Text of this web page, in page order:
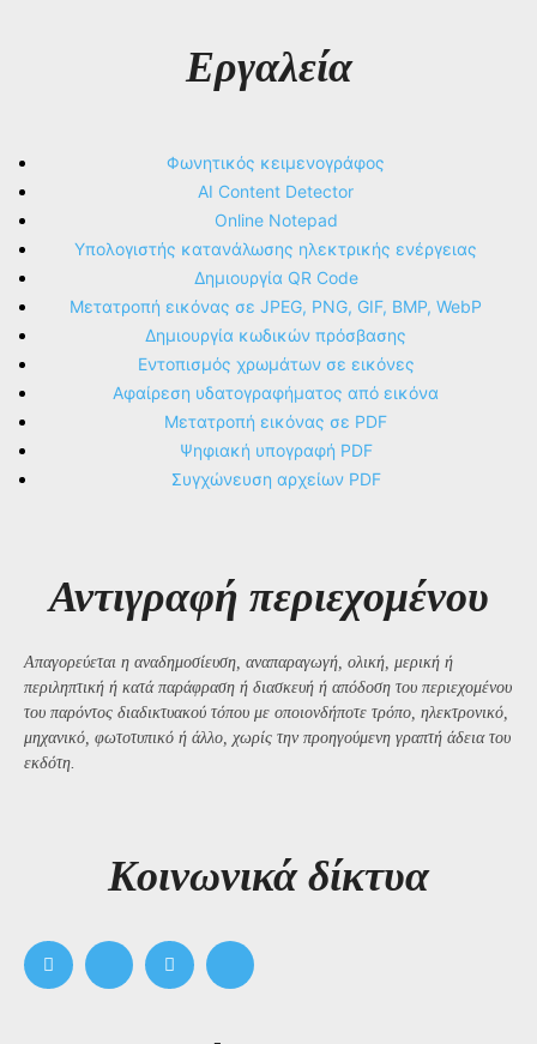
Εργαλεία
Φωνητικός κειμενογράφος
AI Content Detector
Online Notepad
Υπολογιστής κατανάλωσης ηλεκτρικής ενέργειας
Δημιουργία QR Code
Μετατροπή εικόνας σε JPEG, PNG, GIF, BMP, WebP
Δημιουργία κωδικών πρόσβασης
Εντοπισμός χρωμάτων σε εικόνες
Αφαίρεση υδατογραφήματος από εικόνα
Μετατροπή εικόνας σε PDF
Ψηφιακή υπογραφή PDF
Συγχώνευση αρχείων PDF
Αντιγραφή περιεχομένου
Απαγορεύεται η αναδημοσίευση, αναπαραγωγή, ολική, μερική ή
περιληπτική ή κατά παράφραση ή διασκευή ή απόδοση του περιεχομένου
του παρόντος διαδικτυακού τόπου με οποιονδήποτε τρόπο, ηλεκτρονικό,
μηχανικό, φωτοτυπικό ή άλλο, χωρίς την προηγούμενη γραπτή άδεια του
εκδότη.
Kοινωνικά δίκτυα